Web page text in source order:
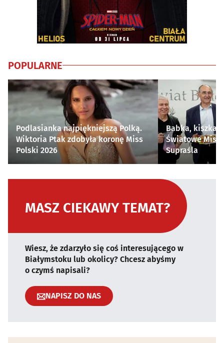
POPULARNE
Podlasianka najpiękniejszą Polką.
Wiktoria Ptak zdobyła koronę Miss
Polski 2026
Babka, kiszka i
Światowe
Supraśla
MASZ CIEKAWY TEMAT?
Wiesz, że zdarzyło się coś interesującego w
Białymstoku lub okolicy? Chcesz abyśmy
o czymś napisali?
NAPISZ DO NAS